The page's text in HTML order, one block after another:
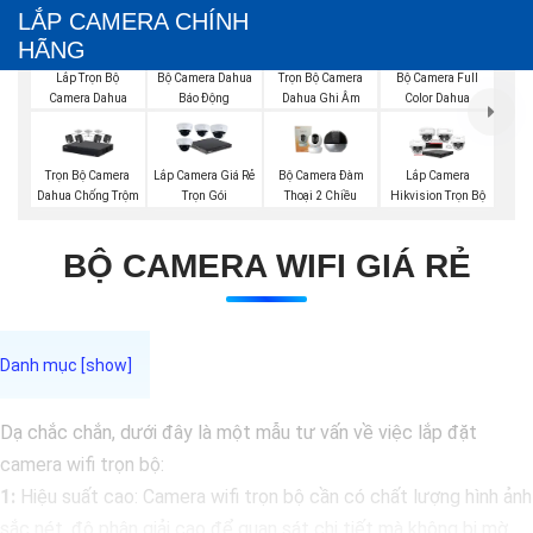
LẮP CAMERA CHÍNH
HÃNG
Lắp Trọn Bộ
Camera Dahua
Bộ Camera Dahua
Báo Động
Trọn Bộ Camera
Dahua Ghi Âm
Bộ Camera Full
Color Dahua
Trọn Bộ Camera
Dahua Chống Trộm
Lắp Camera Giá Rẻ
Trọn Gói
Bộ Camera Đàm
Thoại 2 Chiều
Lắp Camera
Hikvision Trọn Bộ
BỘ CAMERA WIFI GIÁ RẺ
Dạ chắc chắn, dưới đây là một mẫu tư vấn về việc lắp đặt
camera wifi trọn bộ:
1: Hiệu suất cao: Camera wifi trọn bộ cần có chất lượng hình ảnh